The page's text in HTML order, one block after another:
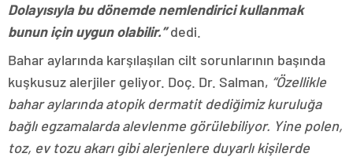
Dolayısıyla bu dönemde nemlendirici kullanmak
bunun için uygun olabilir.”dedi.
Bahar aylarında karşılaşılan cilt sorunlarının başında
kuşkusuz alerjiler geliyor. Doç. Dr. Salman, “Özellikle
bahar aylarında atopik dermatit dediğimiz kuruluğa
bağlı egzamalarda alevlenme görülebiliyor. Yine polen,
toz, ev tozu akarı gibi alerjenlere duyarlı kişilerde